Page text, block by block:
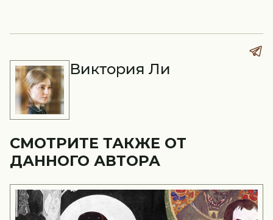
Виктория Ли
СМОТРИТЕ ТАКЖЕ ОТ
ДАННОГО АВТОРА